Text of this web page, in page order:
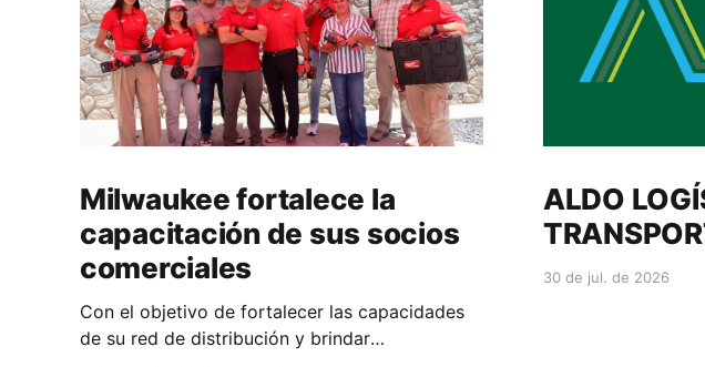
Milwaukee fortalece la
capacitación de sus socios
comerciales
Con el objetivo de fortalecer las capacidades
de su red de distribución y brindar
ALDO
30 de jul. de 2026